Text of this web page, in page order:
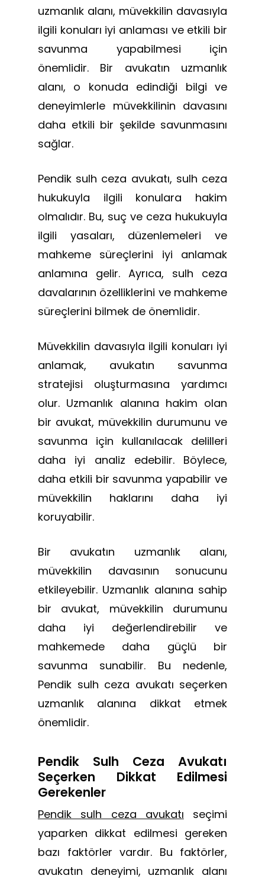
uzmanlık alanı, müvekkilin davasıyla
ilgili konuları iyi anlaması ve etkili bir
savunma yapabilmesi için
önemlidir. Bir avukatın uzmanlık
alanı, o konuda edindiği bilgi ve
deneyimlerle müvekkilinin davasını
daha etkili bir şekilde savunmasını
sağlar.
Pendik sulh ceza avukatı, sulh ceza
hukukuyla ilgili konulara hakim
olmalıdır. Bu, suç ve ceza hukukuyla
ilgili yasaları, düzenlemeleri ve
mahkeme süreçlerini iyi anlamak
anlamına gelir. Ayrıca, sulh ceza
davalarının özelliklerini ve mahkeme
süreçlerini bilmek de önemlidir.
Müvekkilin davasıyla ilgili konuları iyi
anlamak, avukatın savunma
stratejisi oluşturmasına yardımcı
olur. Uzmanlık alanına hakim olan
bir avukat, müvekkilin durumunu ve
savunma için kullanılacak delilleri
daha iyi analiz edebilir. Böylece,
daha etkili bir savunma yapabilir ve
müvekkilin haklarını daha iyi
koruyabilir.
Bir avukatın uzmanlık alanı,
müvekkilin davasının sonucunu
etkileyebilir. Uzmanlık alanına sahip
bir avukat, müvekkilin durumunu
daha iyi değerlendirebilir ve
mahkemede daha güçlü bir
savunma sunabilir. Bu nedenle,
Pendik sulh ceza avukatı seçerken
uzmanlık alanına dikkat etmek
önemlidir.
Pendik Sulh Ceza Avukatı
Seçerken Dikkat Edilmesi
Gerekenler
Pendik sulh ceza avukatı seçimi
yaparken dikkat edilmesi gereken
bazı faktörler vardır. Bu faktörler,
avukatın deneyimi, uzmanlık alanı